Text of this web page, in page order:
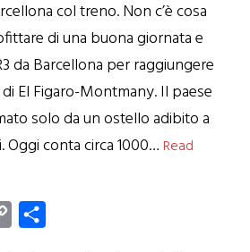
col treno. Non c’è cosa
di una buona giornata e
da Barcellona per raggiungere
El Figaro-Montmany. Il paese
solo da un ostello adibito a
Oggi conta circa 1000… Read
Copy